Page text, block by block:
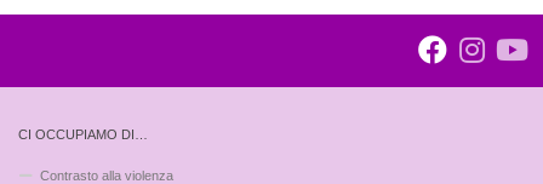
CI OCCUPIAMO DI…
Contrasto alla violenza